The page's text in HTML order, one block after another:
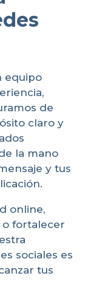
equipo
de
claro y
la mano
y tus
online,
o fortalecer
sociales es
tus